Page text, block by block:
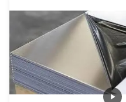
Hot Rolled / Cold Rolled ...